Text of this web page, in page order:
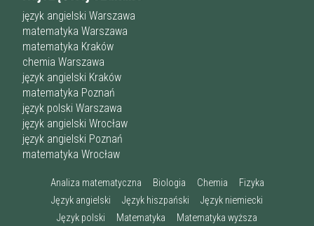
język angielski Warszawa
matematyka Warszawa
matematyka Kraków
chemia Warszawa
język angielski Kraków
matematyka Poznań
język polski Warszawa
język angielski Wrocław
język angielski Poznań
matematyka Wrocław
Analiza matematyczna Biologia Chemia
Fizyka
Język angielski
Język hiszpański
Język niemiecki
Język polski
Matematyka Matematyka wyższa